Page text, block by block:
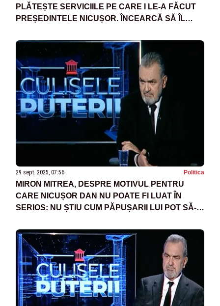
PLĂTEȘTE SERVICIILE PE CARE I LE-A FĂCUT
PREȘEDINTELE NICUȘOR. ÎNCEARCĂ SĂ ÎL
29 sept. 2025, 07:56 Politica
MIRON MITREA, DESPRE MOTIVUL PENTRU
CARE NICUȘOR DAN NU POATE FI LUAT ÎN
SERIOS: NU ȘTIU CUM PĂPUȘARII LUI POT SĂ-L